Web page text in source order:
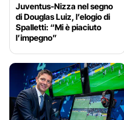
Juventus-Nizza nel segno
di Douglas Luiz, l’elogio di
Spalletti: “Mi è piaciuto
l’impegno”